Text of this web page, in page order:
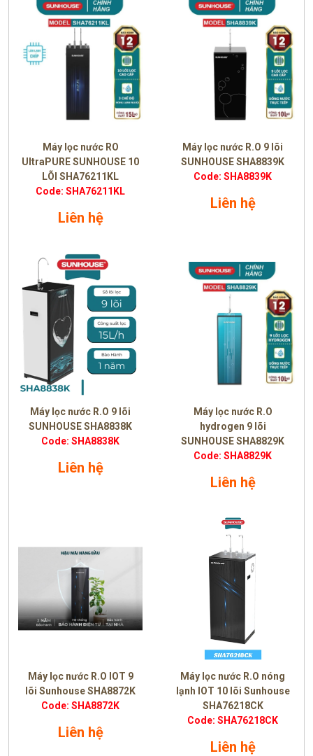
Máy lọc nước RO
UltraPURE SUNHOUSE 10
LÕI SHA76211KL
Code: SHA76211KL
Liên hệ
Máy lọc nước R.O 9 lõi
SUNHOUSE SHA8839K
Code: SHA8839K
Liên hệ
Máy lọc nước R.O 9 lõi
SUNHOUSE SHA8838K
Code: SHA8838K
Liên hệ
Máy lọc nước R.O
hydrogen 9 lõi
SUNHOUSE SHA8829K
Code: SHA8829K
Liên hệ
Máy lọc nước R.O IOT 9
lõi Sunhouse SHA8872K
Code: SHA8872K
Liên hệ
Máy lọc nước R.O nóng
lạnh IOT 10 lõi Sunhouse
SHA76218CK
Code: SHA76218CK
Liên hệ